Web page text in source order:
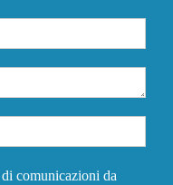
comunicazioni da